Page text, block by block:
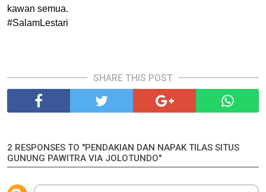
kawan semua.
#SalamLestari
SHARE THIS POST
2 RESPONSES TO "PENDAKIAN DAN NAPAK TILAS SITUS
GUNUNG PAWITRA VIA JOLOTUNDO"